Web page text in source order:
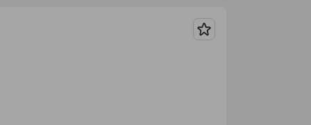
Merken